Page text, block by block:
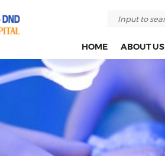
HOME ABOUT US